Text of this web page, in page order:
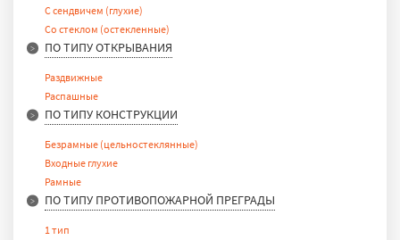
EI 45
EI 60
EI 90
С сендвичем (глухие)
Со стеклом (остекленные)
ПО ТИПУ ОТКРЫВАНИЯ
Раздвижные
Распашные
ПО ТИПУ КОНСТРУКЦИИ
Безрамные (цельностеклянные)
Входные глухие
Рамные
ПО ТИПУ ПРОТИВОПОЖАРНОЙ ПРЕГРАДЫ
1 тип